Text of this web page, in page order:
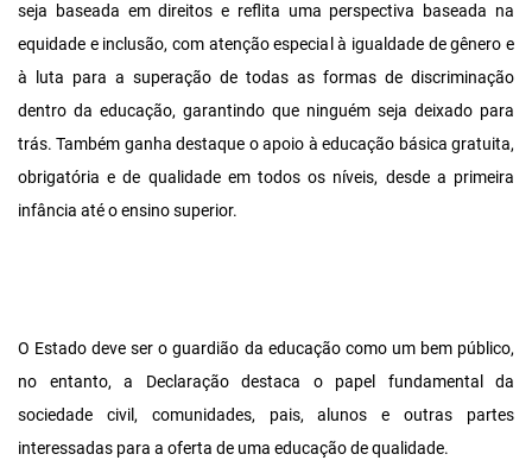
seja baseada em direitos e reflita uma perspectiva baseada na
equidade e inclusão, com atenção especial à igualdade de gênero e
à luta para a superação de todas as formas de discriminação
dentro da educação, garantindo que ninguém seja deixado para
trás. Também ganha destaque o apoio à educação básica gratuita,
obrigatória e de qualidade em todos os níveis, desde a primeira
infância até o ensino superior.
O Estado deve ser o guardião da educação como um bem público,
no entanto, a Declaração destaca o papel fundamental da
sociedade civil, comunidades, pais, alunos e outras partes
interessadas para a oferta de uma educação de qualidade.